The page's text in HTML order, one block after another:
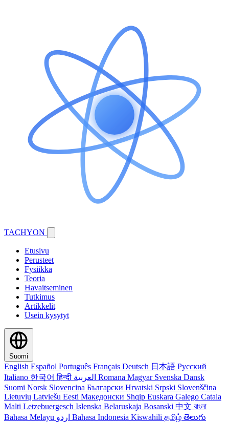
TACHYON
Etusivu
Perusteet
Fysiikka
Teoria
Havaitseminen
Tutkimus
Artikkelit
Usein kysytyt
Suomi
English Español Português Français Deutsch 日本語 Русский
Italiano 한국어हिन्दी Romana Magyar Svenska Dansk
Suomi Norsk Slovencina Български Hrvatski Srpski Slovenščina
Lietuvių Latviešu Eesti Македонски Shqip Euskara Galego Catala
Malti Letzebuergesch Islenska Belaruskaja Bosanski 中文 বাংলা
Bahasa Melayu
Bahasa Indonesia Kiswahili தமிழ் తెలుగు